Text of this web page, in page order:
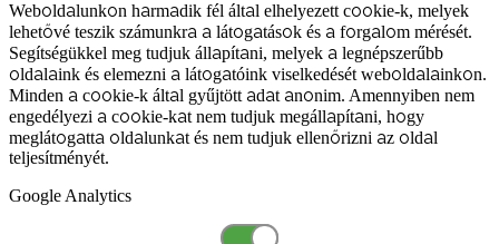
Weboldalunkon harmadik fél által elhelyezett cookie-k, melyek
lehetővé teszik számunkra a látogatások és a forgalom mérését.
Segítségükkel meg tudjuk állapítani, melyek a legnépszerűbb
oldalaink és elemezni a látogatóink viselkedését weboldalainkon.
Minden a cookie-k által gyűjtött adat anonim. Amennyiben nem
engedélyezi a cookie-kat nem tudjuk megállapítani, hogy
meglátogatta oldalunkat és nem tudjuk ellenőrizni az oldal
teljesítményét.
Google Analytics